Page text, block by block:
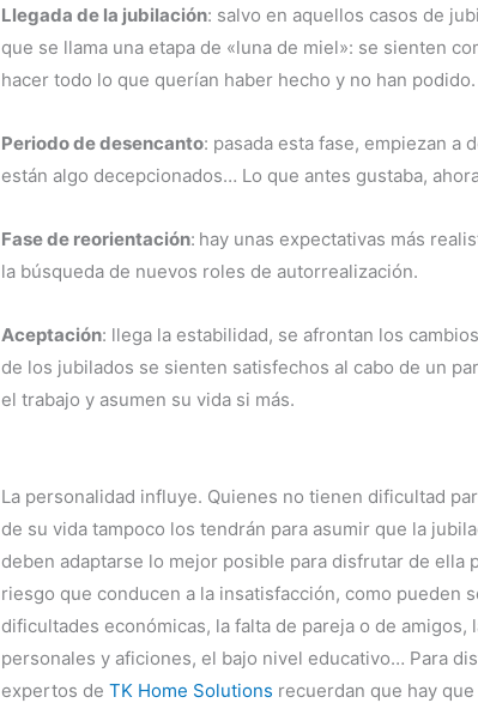
Llegada de la jubilación: salvo en aquellos casos de
que se llama una etapa de «luna de miel»: se sienten
hacer todo lo que querían haber hecho y no han podido.
Periodo de desencanto: pasada esta fase, empiezan a
están algo decepcionados… Lo que antes gustaba,
Fase de reorientación: hay unas expectativas más
la búsqueda de nuevos roles de autorrealización.
Aceptación: llega la estabilidad, se afrontan los
de los jubilados se sienten satisfechos al cabo de un
el trabajo y asumen su vida si más.
La personalidad influye. Quienes no tienen dificultad
de su vida tampoco los tendrán para asumir que la
deben adaptarse lo mejor posible para disfrutar de ella
riesgo que conducen a la insatisfacción, como pueden
dificultades económicas, la falta de pareja o de amigos,
personales y aficiones, el bajo nivel educativo… Para
expertos de TK Home Solutions recuerdan que hay